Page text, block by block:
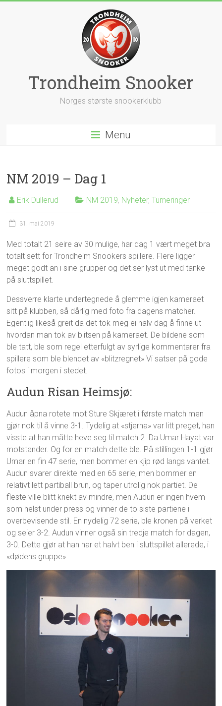
Trondheim Snooker
Norges største snookerklubb
Menu
NM 2019 – Dag 1
Erik Dullerud NM 2019, Nyheter,Turneringer
31. mai 2019
Med totalt 21 seire av 30 mulige, har dag 1 vært meget bra
totalt sett for Trondheim Snookers spillere. Flere ligger
meget godt an i sine grupper og det ser lyst ut med tanke
på sluttspillet.
Dessverre klarte undertegnede å glemme igjen kameraet
sitt på klubben, så dårlig med foto fra dagens matcher.
Egentlig likeså greit da det tok meg ei halv dag å finne ut
hvordan man tok av blitsen på kameraet. De bildene som
ble tatt, ble som regel etterfulgt av syrlige kommentarer fra
spillere som ble blendet av «blitzregnet» Vi satser på gode
fotos i morgen i stedet.
Audun Risan Heimsjø:
Audun åpna rotete mot Sture Skjæret i første match men
gjør nok til å vinne 3-1. Tydelig at «stjerna» var litt preget, han
visste at han måtte heve seg til match 2. Da Umar Hayat var
motstander. Og for en match dette ble. På stillingen 1-1 gjør
Umar en fin 47 serie, men bommer en kjip rød langs vantet.
Audun svarer direkte med en 65 serie, men bommer en
relativt lett partiball brun, og taper utrolig nok partiet. De
fleste ville blitt knekt av mindre, men Audun er ingen hvem
som helst under press og vinner de to siste partiene i
overbevisende stil. En nydelig 72 serie, ble kronen på verket
og seier 3-2. Audun vinner også sin tredje match for dagen,
3-0. Dette gjør at han har et halvt ben i sluttspillet allerede, i
«dødens gruppe».